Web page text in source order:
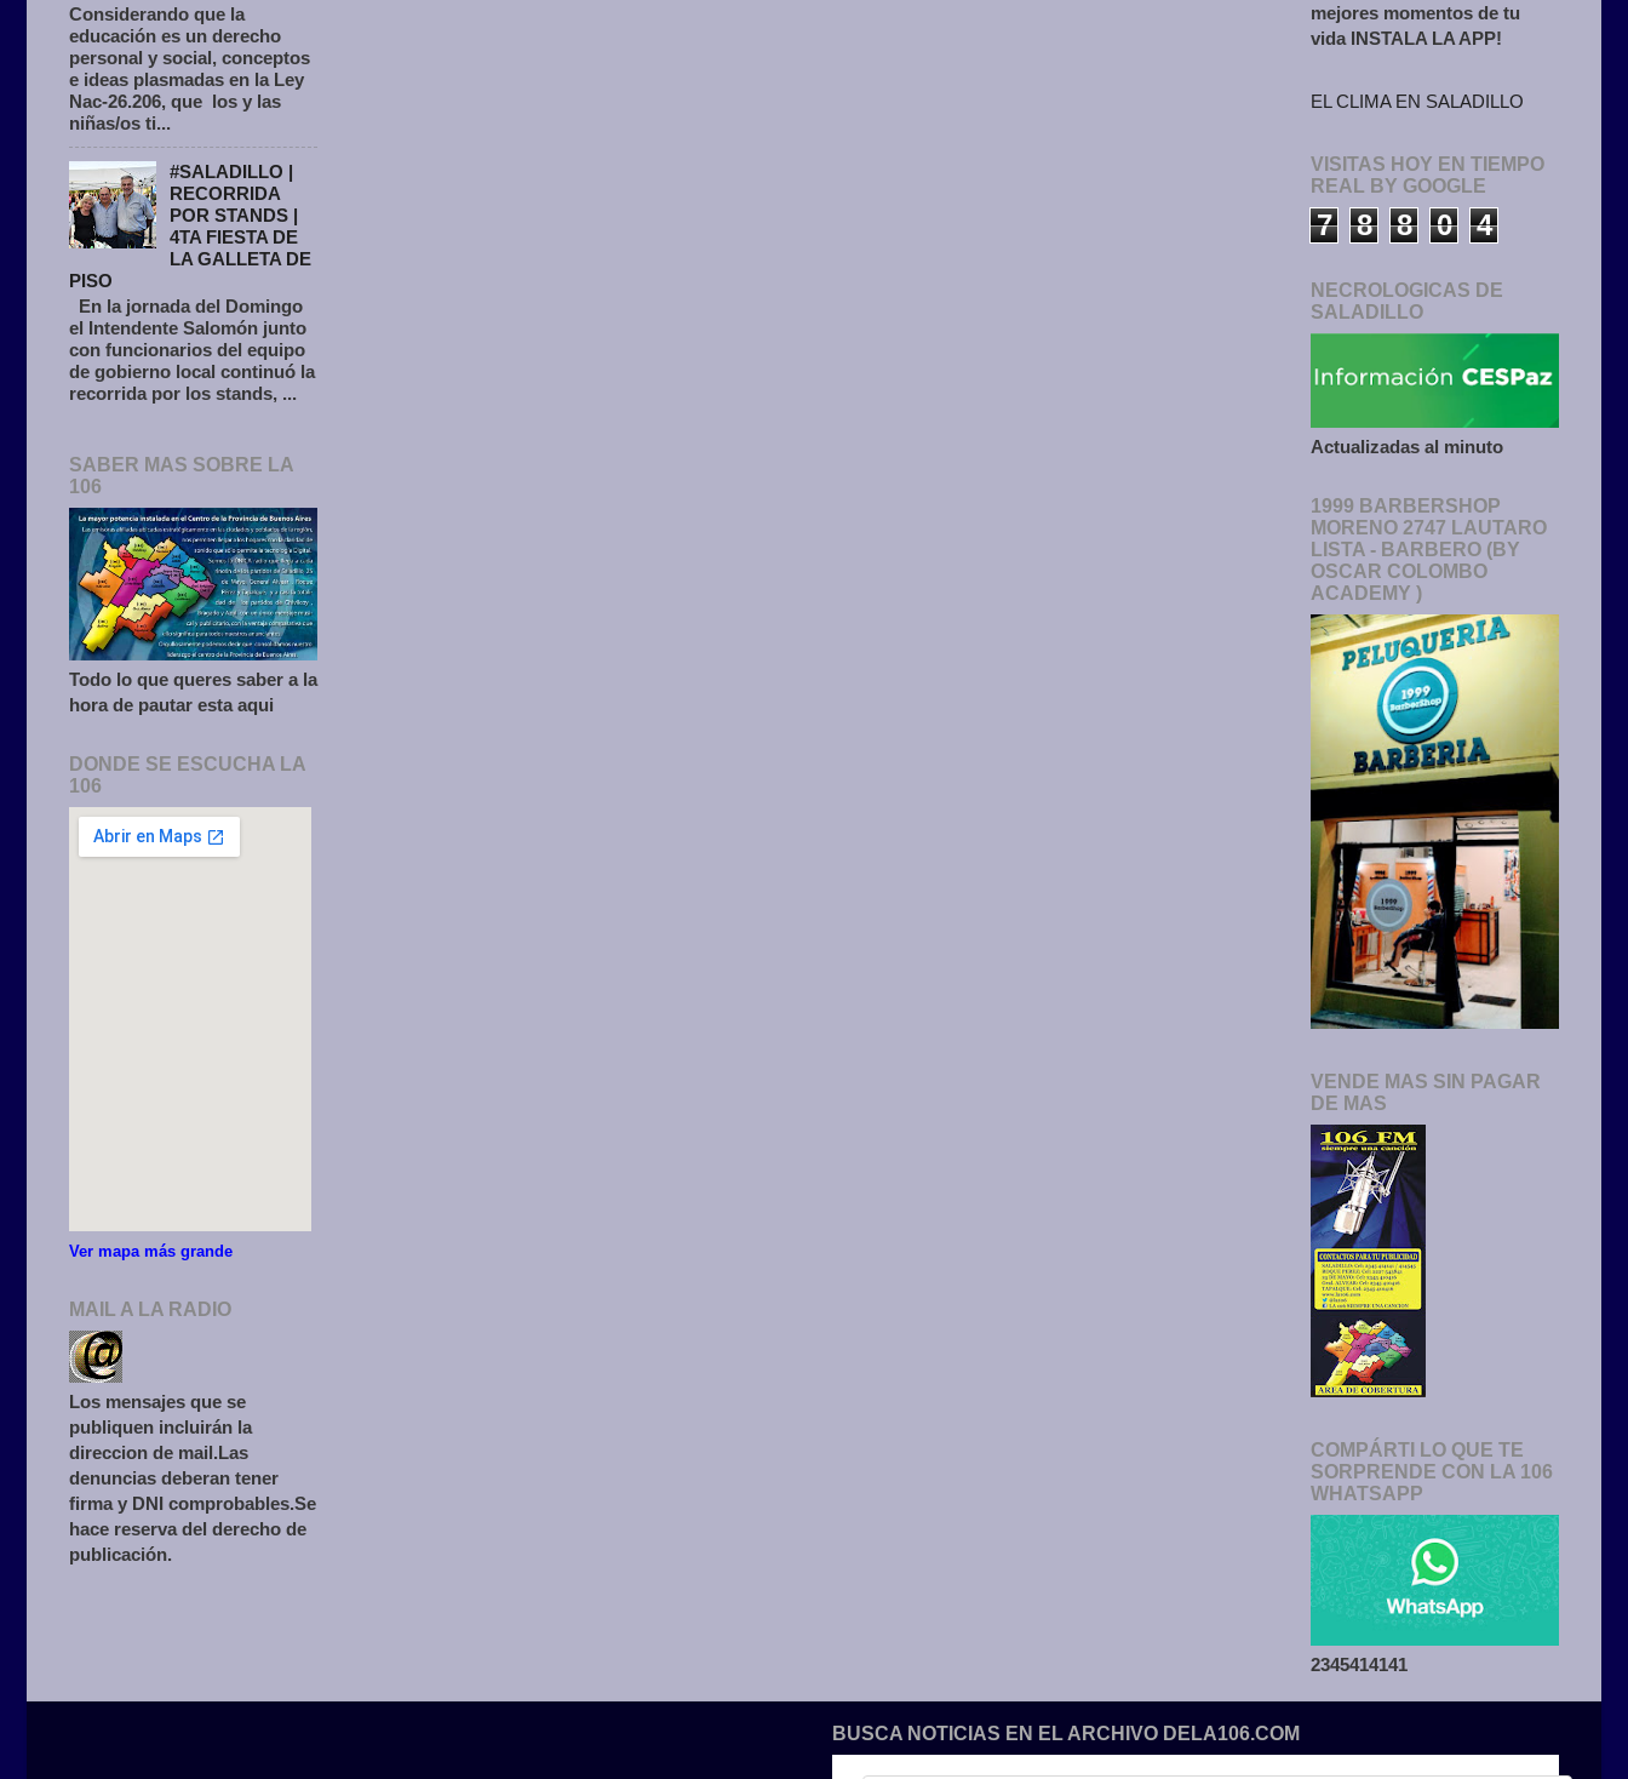
Considerando que la
educación es un derecho
personal y social, conceptos
e ideas plasmadas en la Ley
Nac-26.206, que los y las
niñas/os ti...
#SALADILLO |
RECORRIDA
POR STANDS |
4TA FIESTA DE
LA GALLETA DE
PISO
En la jornada del Domingo
el Intendente Salomón junto
con funcionarios del equipo
de gobierno local continuó la
recorrida por los stands, ...
SABER MAS SOBRE LA
106
Todo lo que queres saber a la
hora de pautar esta aqui
DONDE SE ESCUCHA LA
106
Ver mapa más grande
MAIL A LA RADIO
Los mensajes que se
publiquen incluirán la
direccion de mail.Las
denuncias deberan tener
firma y DNI comprobables.Se
hace reserva del derecho de
publicación.
mejores momentos de tu
vida INSTALA LA APP!
EL CLIMA EN SALADILLO
VISITAS HOY EN TIEMPO
REAL BY GOOGLE
7 8 8 0 4
NECROLOGICAS DE
SALADILLO
Actualizadas al minuto
1999 BARBERSHOP
MORENO 2747 LAUTARO
LISTA - BARBERO (BY
OSCAR COLOMBO
ACADEMY )
VENDE MAS SIN PAGAR
DE MAS
COMPÁRTI LO QUE TE
SORPRENDE CON LA 106
WHATSAPP
2345414141
BUSCA NOTICIAS EN EL ARCHIVO DELA106.COM